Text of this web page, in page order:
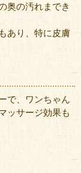
奥の汚れまでき
あり、特に皮膚
で、ワンちゃん
ッサージ効果も